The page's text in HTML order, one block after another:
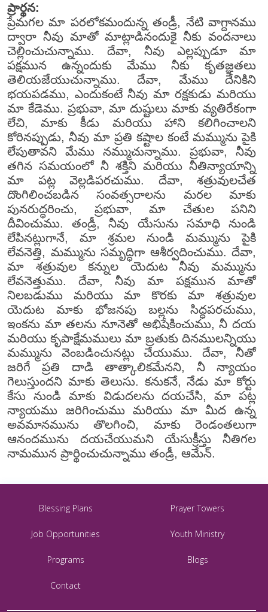
ప్రార్థన:
ప్రేమగల మా పరలోకమందున్న తండ్రీ, నేటి వాగ్దానము
ద్వారా నీవు మాతో మాట్లాడినందుకై నీకు వందనాలు
చెల్లించుచున్నాము. దేవా, నీవు ఎల్లప్పుడూ మా
పక్షమున ఉన్నందుకు మేము నీకు కృతజ్ఞతలు
తెలియజేయుచున్నాము. దేవా, మేము దేనికిని
భయపడము, ఎందుకంటే నీవు మా రక్షకుడు మరియు
మా కేడెము. ప్రభువా, మా దుష్టులు మాకు వ్యతిరేకంగా
లేచి, మాకు కీడు మరియు హాని కలిగించాలని
కోరినప్పుడు, నీవు మా ప్రతి కష్టాల కంటే మమ్మును పైకి
లేపుతావని మేము నమ్ముచున్నాము. ప్రభువా, నీవు
తగిన సమయంలో నీ శక్తిని మరియు నీతిన్యాయాన్ని
మా పట్ల వెల్లడిపరచుము. దేవా, శత్రువులచేత
దొంగిలించబడిన సంవత్సరాలను మరల మాకు
పునరుద్ధరించు, ప్రభువా, మా చేతుల పనిని
దీవించుము. తండ్రీ, నీవు యేసును సమాధి నుండి
లేపినట్లుగానే, మా శ్రమల నుండి మమ్మును పైకి
లేవనెత్తి, మమ్మును సమృద్ధిగా ఆశీర్వదించుము. దేవా,
మా శత్రువుల కన్నుల యెదుట నీవు మమ్మును
లేవనెత్తుము. దేవా, నీవు మా పక్షమున మాతో
నిలబడుము మరియు మా కొరకు మా శత్రువుల
యెదుట మాకు భోజనపు బల్లను సిద్ధపరచుము,
ఇంకను మా తలను నూనెతో అభిషేకించుము, నీ దయ
మరియు కృపాక్షేమములు మా బ్రతుకు దినములన్నియు
మమ్మును వెంబడించునట్లు చేయుము. దేవా, నీతో
జరిగే ప్రతి దాడి తాత్కాలికమేనని, నీ న్యాయం
గెలుస్తుందని మాకు తెలుసు. కనుకనే, నేడు మా కోర్టు
కేసు నుండి మాకు విడుదలను దయచేసి, మా పట్ల
న్యాయము జరిగించుము మరియు మా మీద ఉన్న
అవమానమును తొలగించి, మాకు రెండంతలుగా
ఆనందమును దయచేయుమని యేసుక్రీస్తు నీతిగల
నామమున ప్రార్థించుచున్నాము తండ్రీ, ఆమేన్.
Blessing Plans Prayer Towers
Job Opportunities Youth Ministry
Programs Blogs
Contact